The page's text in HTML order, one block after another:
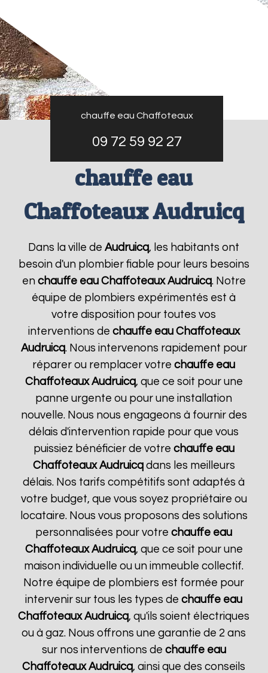
chauffe eau Chaffoteaux
09 72 59 92 27
chauffe eau
Chaffoteaux Audruicq
Dans la ville deAudruicq, les habitants ont
besoin d'un plombier fiable pour leurs besoins
en chauffe eau Chaffoteaux Audruicq. Notre
équipe de plombiers expérimentés est à
votre disposition pour toutes vos
interventions de chauffe eau Chaffoteaux
Audruicq. Nous intervenons rapidement pour
réparer ou remplacer votrechauffe eau
Chaffoteaux Audruicq, que ce soit pour une
panne urgente ou pour une installation
nouvelle. Nous nous engageons à fournir des
délais d'intervention rapide pour que vous
puissiez bénéficier de votre chauffe eau
Chaffoteaux Audruicqdans les meilleurs
délais. Nos tarifs compétitifs sont adaptés à
votre budget, que vous soyez propriétaire ou
locataire. Nous vous proposons des solutions
personnalisées pour votrechauffe eau
Chaffoteaux Audruicq, que ce soit pour une
maison individuelle ou un immeuble collectif.
Notre équipe de plombiers est formée pour
intervenir sur tous les types dechauffe eau
Chaffoteaux Audruicq, qu'ils soient électriques
ou à gaz. Nous offrons une garantie de 2 ans
sur nos interventions de chauffe eau
Chaffoteaux Audruicq, ainsi que des conseils